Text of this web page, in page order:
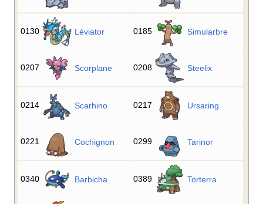
0130 Léviator 0185 Simularbre
0207 Scorplane 0208 Steelix
0214 Scarhino 0217 Ursaring
0221 Cochignon 0299 Tarinor
0340 Barbicha 0389 Torterra